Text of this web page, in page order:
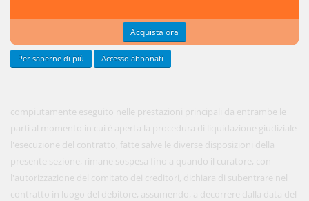
compiutamente eseguito nelle prestazioni principali da entrambe le
parti al momento in cui è aperta la procedura di liquidazione giudiziale
l'esecuzione del contratto, fatte salve le diverse disposizioni della
presente sezione, rimane sospesa fino a quando il curatore, con
l'autorizzazione del comitato dei creditori, dichiara di subentrare nel
contratto in luogo del debitore, assumendo, a decorrere dalla data del
Acquista ora
Per saperne di più Accesso abbonati